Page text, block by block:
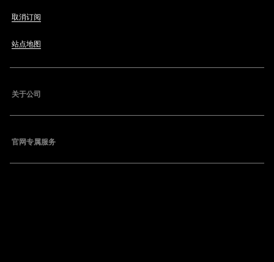
取消订阅
站点地图
关于公司
官网专属服务